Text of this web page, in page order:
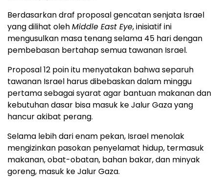
Berdasarkan draf proposal gencatan senjata Israel
yang dilihat olehMiddle East Eye, inisiatif ini
mengusulkan masa tenang selama 45 hari dengan
pembebasan bertahap semua tawanan Israel.
Proposal 12 poin itu menyatakan bahwa separuh
tawanan Israel harus dibebaskan dalam minggu
pertama sebagai syarat agar bantuan makanan dan
kebutuhan dasar bisa masuk ke Jalur Gaza yang
hancur akibat perang.
Selama lebih dari enam pekan, Israel menolak
mengizinkan pasokan penyelamat hidup, termasuk
makanan, obat-obatan, bahan bakar, dan minyak
goreng, masuk ke Jalur Gaza.